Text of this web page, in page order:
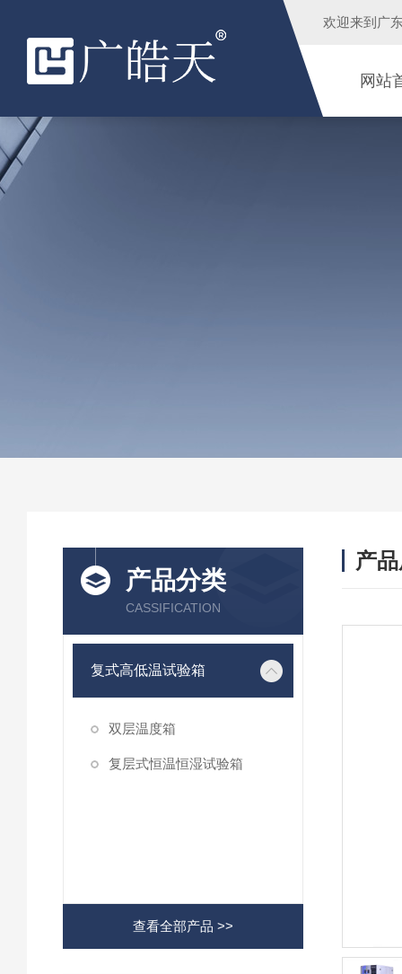
欢迎来到 广
网站
产品分类
CASSIFICATION
复式高低温试验箱
双层温度箱
复层式恒温恒湿试验箱
查看全部产品 >>
产